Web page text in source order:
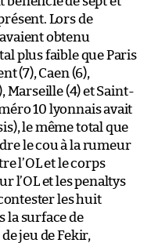
Lors de
avaient obtenu
plus faible que Paris
(7), Caen (6),
Marseille (4) et Saint-
10 lyonnais avait
le même total que
le cou à la rumeur
l’OL et le corps
l’OL et les penaltys
les huit
la surface de
jeu de Fekir,